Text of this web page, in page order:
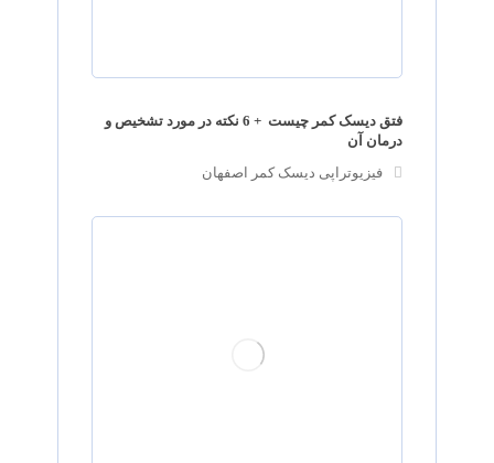
فتق دیسک کمر چیست + 6 نکته در مورد تشخیص و
درمان آن
فیزیوتراپی دیسک کمر اصفهان